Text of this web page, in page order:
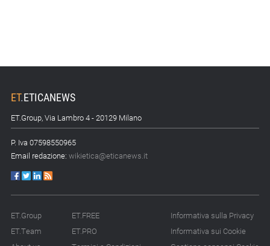
ET.ETICANEWS
ET.Group, Via Lambro 4 - 20129 Milano
P. Iva 07598550965
Email redazione: wikietica@eticanews.it
ET.Group
ET.Team
ET.FREE
ET.PRO
Informativa sulla Privacy
Informativa sui Cookie